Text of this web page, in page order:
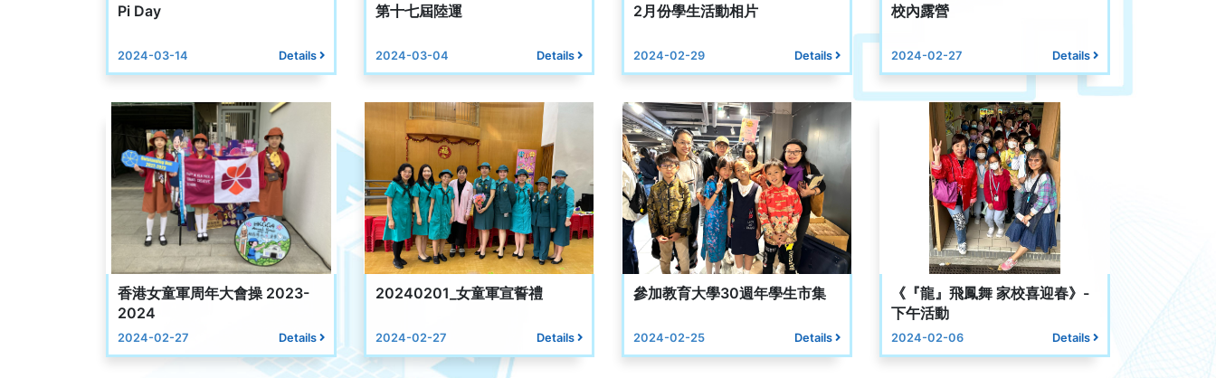
Pi Day
2024-03-14 Details
第十七屆陸運
2024-03-04 Details
2月份學生活動相片
2024-02-29 Details
校內露營
2024-02-27 Details
香港女童軍周年大會操 2023-
2024
2024-02-27 Details
20240201_女童軍宣誓禮
2024-02-27 Details
參加教育大學30週年學生市集
2024-02-25 Details
《『龍』飛鳳舞 家校喜迎春》-
下午活動
2024-02-06 Details